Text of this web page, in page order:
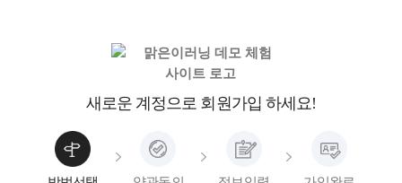
새로운 계정으로 회원가입 하세요!